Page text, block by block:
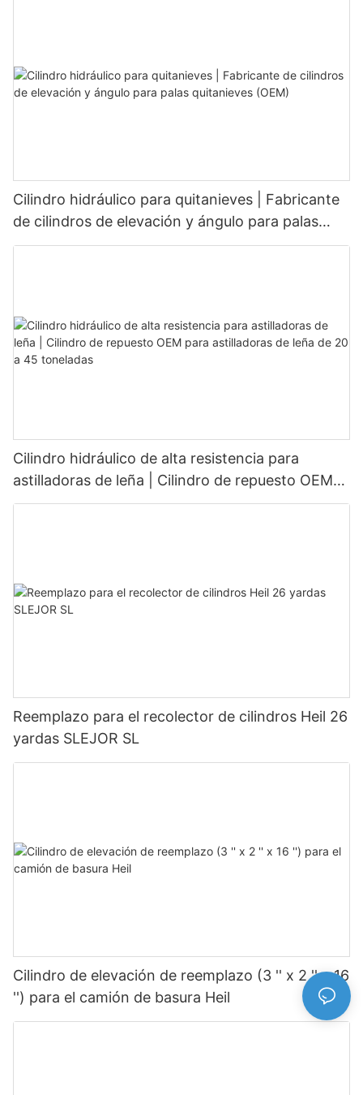
Cilindro hidráulico para quitanieves | Fabricante
de cilindros de elevación y ángulo para palas
quitanieves (OEM)
Cilindro hidráulico de alta resistencia para
astilladoras de leña | Cilindro de repuesto OEM
para astilladoras de leña de 20 a 45 toneladas
Reemplazo para el recolector de cilindros Heil 26
yardas SLEJOR SL
Cilindro de elevación de reemplazo (3 '' x 2 '' x 16
'') para el camión de basura Heil